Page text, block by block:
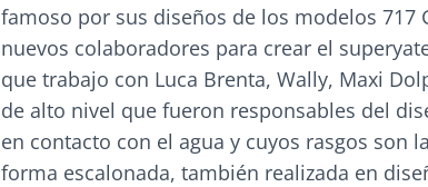
famoso por sus diseños de los modelos 717
nuevos colaboradores para crear el
que trabajo con Luca Brenta, Wally, Maxi
de alto nivel que fueron responsables del
en contacto con el agua y cuyos rasgos son
forma escalonada, también realizada en